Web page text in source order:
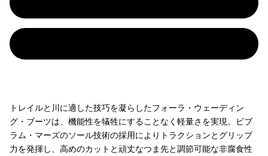
トレイルと川に適した技巧を凝らしたフォーラ・ウェーディン
グ・ブーツは、機能性を犠牲にすることなく軽量さを実現。ビブ
ラム・マーズのソール技術の採用によりトラクションとグリップ
力を発揮し、高めのカットと頑丈なつま先と調節可能な非腐食性